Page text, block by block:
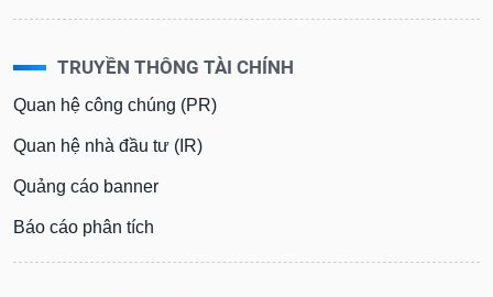
TRUYỀN THÔNG TÀI CHÍNH
Quan hệ công chúng (PR)
Quan hệ nhà đầu tư (IR)
Quảng cáo banner
Báo cáo phân tích